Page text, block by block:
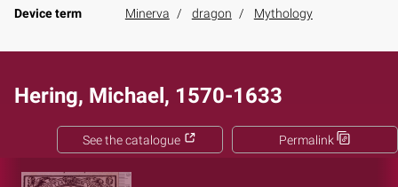
Device term
Minerva dragon Mythology
Hering, Michael, 1570-1633
Permalink
See the catalogue